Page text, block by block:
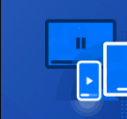
14 mar. 2023
Programa
reportagens do